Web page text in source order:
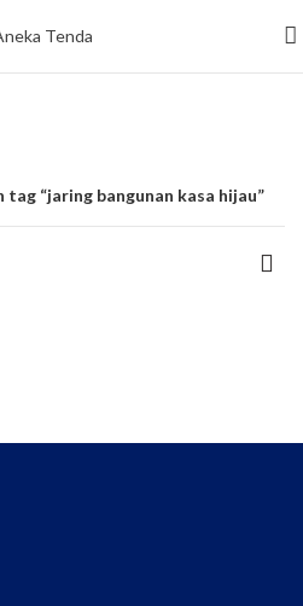
tag “jaring bangunan kasa hijau”